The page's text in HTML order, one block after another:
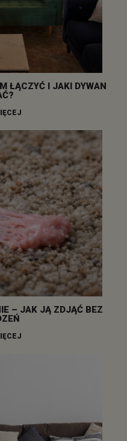
ŁĄCZYĆ I JAKI DYWAN
– JAK JĄ ZDJĄĆ BEZ